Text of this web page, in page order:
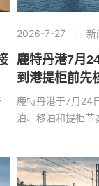
2026-7-27 新
鹿特丹港7月
到港提柜前先
鹿特丹港于7月24
泊、移泊和提柜